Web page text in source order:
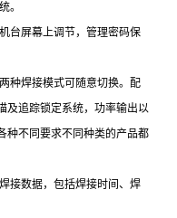
。
屏幕上调节，管理密码保
焊接模式可随意切换。配
及追踪锁定系统，功率输出以
种不同要求不同种类的产品都
数据，包括焊接时间、焊